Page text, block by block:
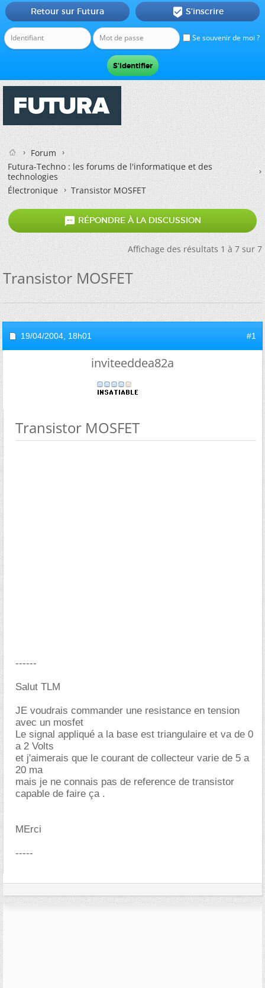
Se souvenir de moi ?
Retour sur Futura  S'inscrire
Forum
Futura-Techno : les forums de l'informatique et des
technologies
Électronique
Transistor MOSFET
 RÉPONDRE À LA DISCUSSION
Affichage des résultats 1 à 7 sur 7
Transistor MOSFET
19/04/2004, 18h01 #1
inviteeddea82a
Transistor MOSFET
------
Salut TLM
JE voudrais commander une resistance en tension
avec un mosfet
Le signal appliqué a la base est triangulaire et va de 0
a 2 Volts
et j'aimerais que le courant de collecteur varie de 5 a
20 ma
mais je ne connais pas de reference de transistor
capable de faire ça .
MErci
-----